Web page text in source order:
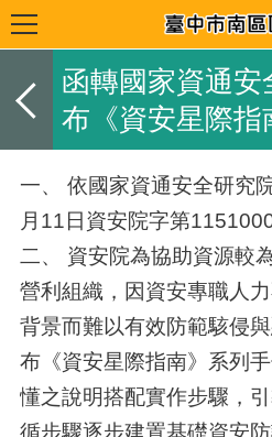
函轉國家資通安
布《資安星際指
一、 依國家資通安全研究
月11日資安院字第
二、 資安院為協助資源較
營利組織，因資安專職人
背景而難以有效防範駭侵
布《資安星際指南》系列
懂之說明搭配實作步驟，
循步驟逐步建置基礎資安